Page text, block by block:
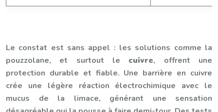
Le constat est sans appel : les solutions comme la
pouzzolane, et surtout le cuivre, offrent une
protection durable et fiable. Une barrière en cuivre
crée une légère réaction électrochimique avec le
mucus de la limace, générant une sensation